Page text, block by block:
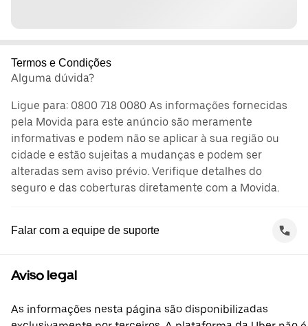
Termos e Condições
Alguma dúvida?
Ligue para: 0800 718 0080 As informações fornecidas
pela Movida para este anúncio são meramente
informativas e podem não se aplicar à sua região ou
cidade e estão sujeitas a mudanças e podem ser
alteradas sem aviso prévio. Verifique detalhes do
seguro e das coberturas diretamente com a Movida.
Falar com a equipe de suporte
Aviso legal
As informações nesta página são disponibilizadas